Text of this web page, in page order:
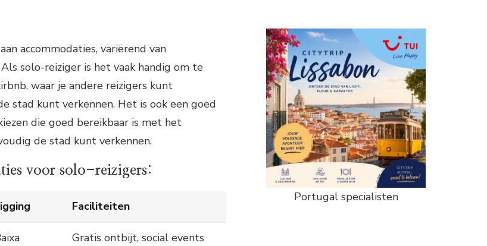
accommodaties, variërend van
solo-reiziger is het vaak handig om te
waar je andere reizigers kunt
stad kunt verkennen. Het is ook een goed
die goed bereikbaar is met het
de stad kunt verkennen.
voor solo-reizigers:
Faciliteiten
Gratis ontbijt, social events
Portugal specialisten